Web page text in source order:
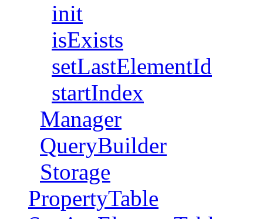
init
isExists
setLastElementId
startIndex
Manager
QueryBuilder
Storage
PropertyTable